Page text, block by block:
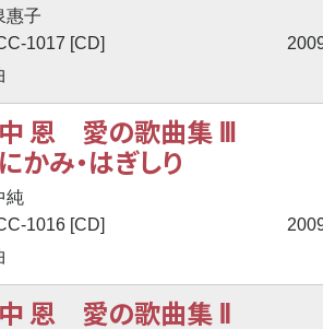
惠子
1017 [CD]
恩 愛の歌曲集 Ⅲ
かみ・はぎしり
純
1016 [CD]
恩 愛の歌曲集 Ⅱ